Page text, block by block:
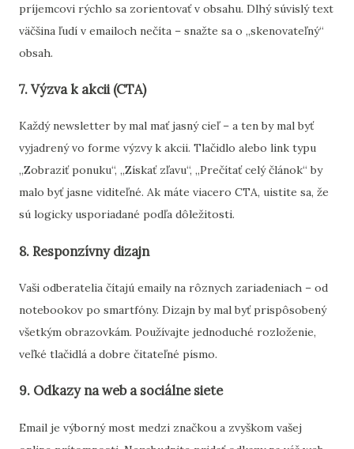
príjemcovi rýchlo sa zorientovaťv obsahu. Dlhýsúvislýtext
väčšina ľudí v emailoch nečíta – snažte sa o „skenovateľný“
obsah.
7. Výzva k akcii (CTA)
Každýnewsletterbymal maťjasnýcieľ – a tenbymalbyť
vyjadrenývo forme výzvyk akcii. Tlačidlo alebo link typu
„Zobraziť ponuku“, „Získať zľavu“, „Prečítaťcelýčlánok“by
malobyťjasne viditeľné. Ak máte viacero CTA, uistite sa, že
sú logicky usporiadané podľa dôležitosti.
8. Responzívny dizajn
Vaši odberatelia čítajú emailyna rôznych zariadeniach – od
notebookov po smartfóny. Dizajnbymalbyť prispôsobený
všetkým obrazovkám. Používajte jednoduché rozloženie,
veľké tlačidlá a dobre čitateľné písmo.
9. Odkazy naweb a sociálne siete
Email je výbornýmost medzi značkou a zvyškom vašej